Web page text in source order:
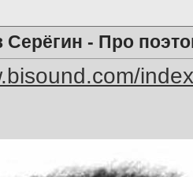
Серёгин - Про